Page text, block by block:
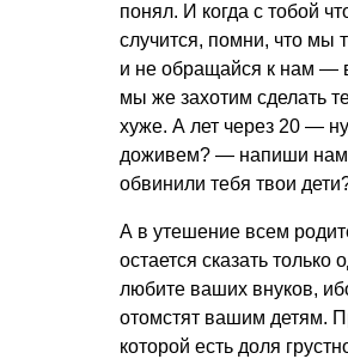
понял. И когда с тобой
случится, помни, что мы
и не обращайся к нам —
мы же захотим сделать
хуже. А лет через 20 —
доживем? — напиши
обвинили тебя твои
А в утешение всем
остается сказать только
любите ваших внуков,
отомстят вашим детям.
которой есть доля